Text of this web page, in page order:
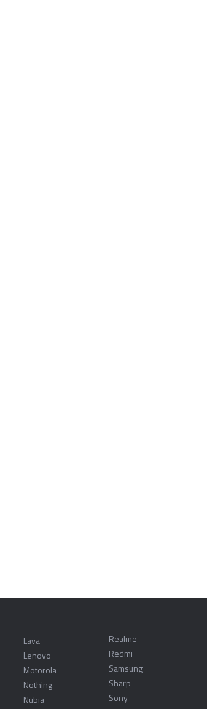
Lava
Lenovo
Motorola
Nothing
Nubia
Realme
Redmi
Samsung
Sharp
Sony